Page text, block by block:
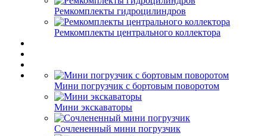
Ремкомплекты гидроцилиндров
Ремкомплекты центрального коллектора
Мини погрузчик с бортовым поворотом
Мини экскаваторы
Сочлененный мини погрузчик